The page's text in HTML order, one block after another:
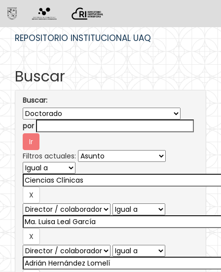
REPOSITORIO INSTITUCIONAL UAQ
Buscar
Buscar:
por
Filtros actuales: